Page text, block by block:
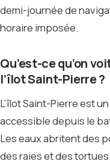
demi-journée de
horaire imposée.
Qu’est-ce qu’on
l’îlot Saint-Pierre ?
L’îlot Saint-Pierre est
accessible depuis le
Les eaux abritent des
des raies et des